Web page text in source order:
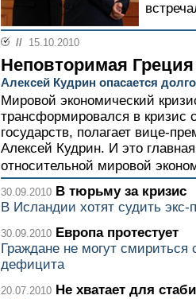
// 15.10.2010
Неповторимая Греция
Алексей Кудрин опасается
Мировой экономический
трансформировался в кризис
государств, полагает вице-
Алексей Кудрин. И это
относительной мировой
30.09.2010 В тюрьму за кризис
В Исландии хотят судить экс-
30.09.2010 Европа протестует
Граждане не могут
дефицита
20.07.2010 Не хватает для